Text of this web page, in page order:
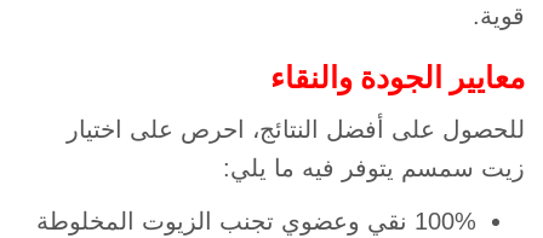
قوية.
معايير الجودة والنقاء
للحصول على أفضل النتائج، احرص على اختيار
زيت سمسم يتوفر فيه ما يلي:
100% نقي وعضوي تجنب الزيوت المخلوطة